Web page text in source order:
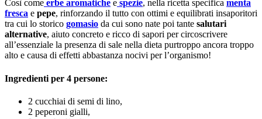
Così come erbe aromatiche e spezie, nella ricetta specifica menta
fresca e pepe, rinforzando il tutto con ottimi e equilibrati insaporitori
tra cui lo storico gomasio da cui sono nate poi tante salutari
alternative, aiuto concreto e ricco di sapori per circoscrivere
all’essenziale la presenza di sale nella dieta purtroppo ancora troppo
alto e causa di effetti abbastanza nocivi per l’organismo!
Ingredienti per 4 persone:
2 cucchiai di semi di lino,
2 peperoni gialli,